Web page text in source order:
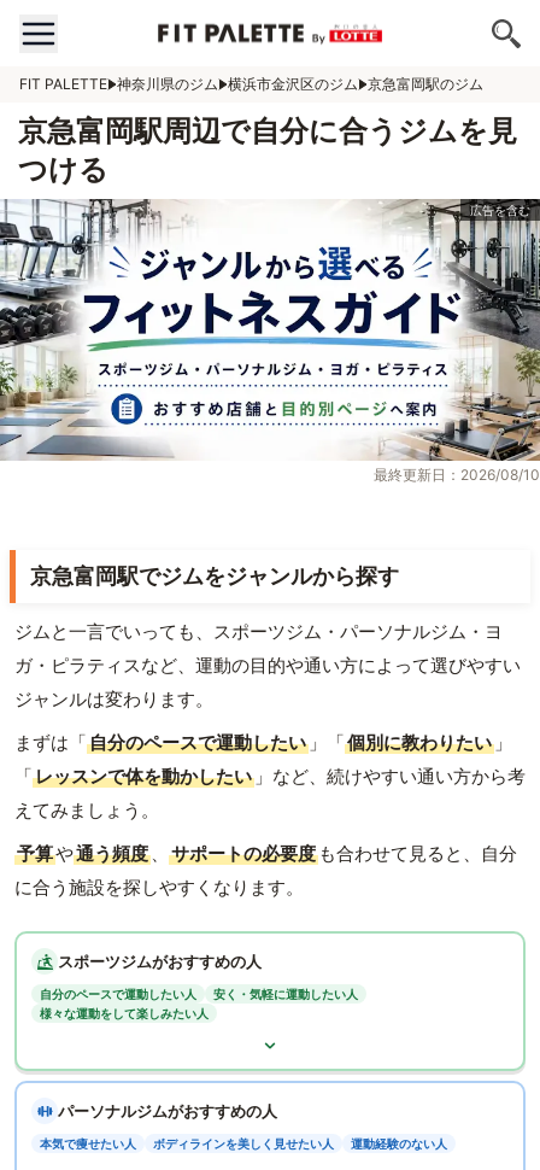
FIT PALETTE 神奈川県のジム 横浜市金沢区のジム 京急富岡駅のジム
京急富岡駅周辺で自分に合うジムを見
つける
最終更新日：2026/08/10
京急富岡駅でジムをジャンルから探す
ジムと一言でいっても、スポーツジム・パーソナルジム・ヨ
ガ・ピラティスなど、運動の目的や通い方によって選びやすい
ジャンルは変わります。
まずは「自分のペースで運動したい 」「個別に教わりたい 」
「レッスンで体を動かしたい 」など、続けやすい通い方から考
えてみましょう。
予算や通う頻度 、 サポートの必要度 も合わせて見ると、自分
に合う施設を探しやすくなります。
スポーツジムがおすすめの人
自分のペースで運動したい人
安く・気軽に運動したい人
様々な運動をして楽しみたい人
パーソナルジムがおすすめの人
本気で痩せたい人 ボディラインを美しく見せたい人 運動経験のない人